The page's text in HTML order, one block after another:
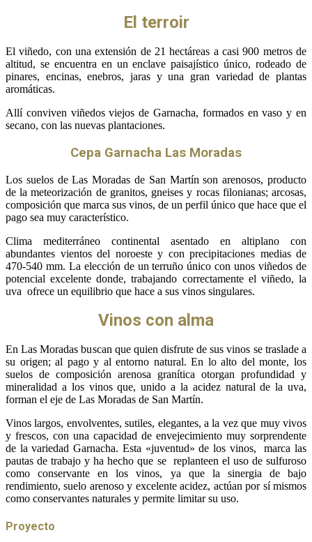
El terroir
El viñedo, con una extensión de 21 hectáreas a casi 900 metros de
altitud, se encuentra en un enclave paisajístico único, rodeado de
pinares, encinas, enebros, jaras y una gran variedad de plantas
aromáticas.
Allí conviven viñedos viejos de Garnacha, formados en vaso y en
secano, con las nuevas plantaciones.
Cepa Garnacha Las Moradas
Los suelos de Las Moradas de San Martín son arenosos, producto
de la meteorización de granitos, gneises y rocas filonianas; arcosas,
composición que marca sus vinos, de un perfil único que hace que el
pago sea muy característico.
Clima mediterráneo continental asentado en altiplano con
abundantes vientos del noroeste y con precipitaciones medias de
470-540 mm. La elección de un terruño único con unos viñedos de
potencial excelente donde, trabajando correctamente el viñedo, la
uva ofrece un equilibrio que hace a sus vinos singulares.
Vinos con alma
En Las Moradas buscan que quien disfrute de sus vinos se traslade a
su origen; al pago y al entorno natural. En lo alto del monte, los
suelos de composición arenosa granítica otorgan profundidad y
mineralidad a los vinos que, unido a la acidez natural de la uva,
forman el eje de Las Moradas de San Martín.
Vinos largos, envolventes, sutiles, elegantes, a la vez que muy vivos
y frescos, con una capacidad de envejecimiento muy sorprendente
de la variedad Garnacha. Esta «juventud» de los vinos, marca las
pautas de trabajo y ha hecho que se replanteen el uso de sulfuroso
como conservante en los vinos, ya que la sinergia de bajo
rendimiento, suelo arenoso y excelente acidez, actúan por sí mismos
como conservantes naturales y permite limitar su uso.
Proyecto